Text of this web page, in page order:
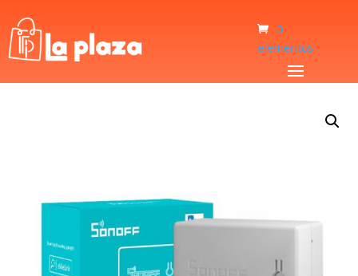
0
elementos
Interruptor Inteligente Sonoff MINI R2 Wi-Fi